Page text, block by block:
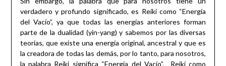
verdadero y profundo significado, es Reiki como “Energía
del Vacío”, ya que todas las energías anteriores forman
parte de la dualidad (yin-yang) y sabemos por las diversas
teorias, que existe una energía original, ancestral y que es
la creadora de todas las demás, por lo tanto, para nosotros,
la palabra Reiki significa “Energía del Vacío”. Reiki como